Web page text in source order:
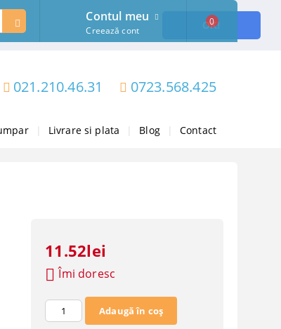
OK!
021.210.46.31 0723.568.425
Livrare si plata Blog Contact
Contul meu
Creează cont
0
11.52lei
Îmi doresc